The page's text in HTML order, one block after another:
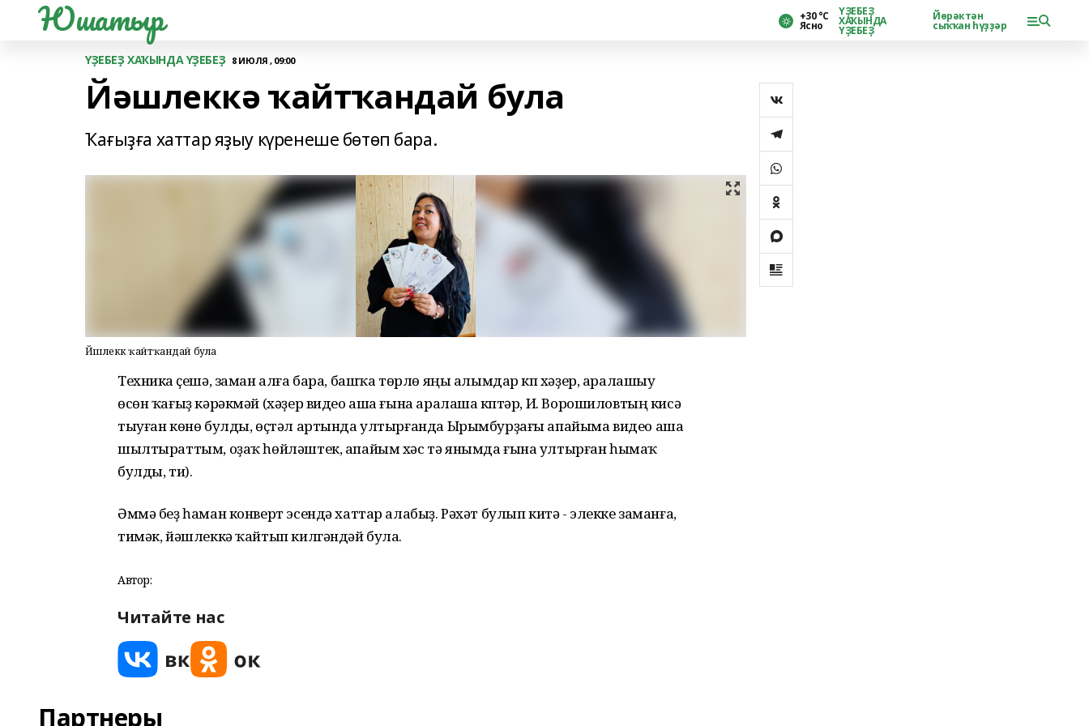
Юшатыр +30 °С
Ясно
ҮҘЕБЕҘ
ХАҠЫНДА
ҮҘЕБЕҘ
Йөрәктән
сыҡҡан һүҙҙәр
ҮҘЕБЕҘ ХАҠЫНДА ҮҘЕБЕҘ 8 ИЮЛЯ , 09:00
Йәшлеккә ҡайтҡандай була
Ҡағыҙға хаттар яҙыу күренеше бөтөп бара.
Йәшлеккә ҡайтҡандай була
Техника үҫешә, заман алға бара, башҡа төрлө яңы алымдар күп хәҙер, аралашыу
өсөн ҡағыҙ кәрәкмәй (хәҙер видео аша ғына аралаша күптәр, И. Ворошиловтың кисә
тыуған көнө булды, өҫтәл артында ултырғанда Ырымбурҙағы апайыма видео аша
шылтыраттым, оҙаҡ һөйләштек, апайым хәс тә янымда ғына ултырған һымаҡ
булды, ти).
Әммә беҙ һаман конверт эсендә хаттар алабыҙ. Рәхәт булып китә - элекке заманға,
тимәк, йәшлеккә ҡайтып килгәндәй була.
Автор:
Читайте нас
Партнеры